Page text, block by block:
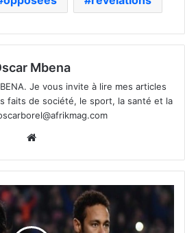
Mbena
Je vous invite à lire mes articles
faits de société, le sport, la santé et la